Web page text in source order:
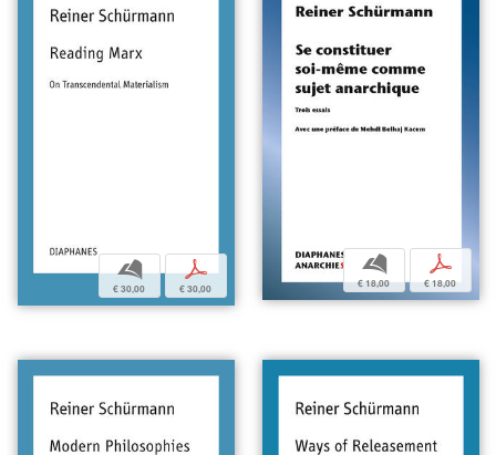
b
€ 30,00
p
€ 30,00
b
€ 18,00
p
€ 18,00